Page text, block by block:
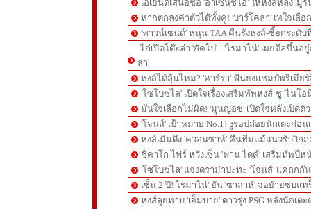
เอเย่นต์เสนอชื่อ 'อาเซนซิโอ' ให้หงส์หลัง 'มู
หากตกลงค่าตัวได้ทั้งคู่! 'บาร์โคล่า' เทใจเลือ
'ทาวน์เซนด์' หนุน TAA คืนรังหงส์-ชี้ยกระดั
ไก่เปิดโต๊ะล่า 'กัคโป' - 'โรมาโน่' เผยดีลขึ้นอ
ล่า'
หงส์ได้ลุ้นไหม? 'คาร์รา' ฟันธงแชมป์พรีเมีย
'โซโบซไล' เปิดใจเรื่องเสริมทัพหงส์-ชู 'ไนโ
มั่นใจเลือกไม่ผิด! 'มูนญอซ' เปิดใจหลังเปิดตั
'โจนส์' เป้าหมาย No.1! งูรอปล่อยนักเตะก่อ
หงส์เมินดึง 'ควอนซาห์' คืนทีมแม้แนวรับวิก
ชิคาโก ไฟร์ หวังเซ็น 'ฟาน ไดค์' เสริมทัพปีห
'โซโบซไล' แจงดราม่าปะทะ 'โจนส์' แค่ถกกั
เซ็น 2 ปี! โรมาโน่' ยัน 'ซาลาห์' จ่อย้ายซบแ
หงส์ลุยทาบ 'เอ็มบาย' ดาวรุ่ง PSG หลังนักเต